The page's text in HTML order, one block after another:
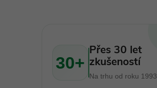
30+
Přes 30 let
zkušeností
Na trhu od roku 1993